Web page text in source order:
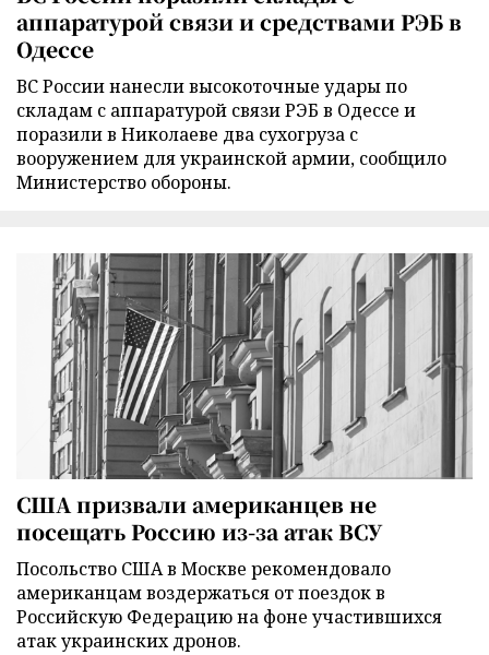
аппаратурой связи и средствами РЭБ в
Одессе
ВС России нанесли высокоточные удары по
складам с аппаратурой связи РЭБ в Одессе и
поразили в Николаеве два сухогруза с
вооружением для украинской армии, сообщило
Министерство обороны.
США призвали американцев не
посещать Россию из-за атак ВСУ
Посольство США в Москве рекомендовало
американцам воздержаться от поездок в
Российскую Федерацию на фоне участившихся
атак украинских дронов.